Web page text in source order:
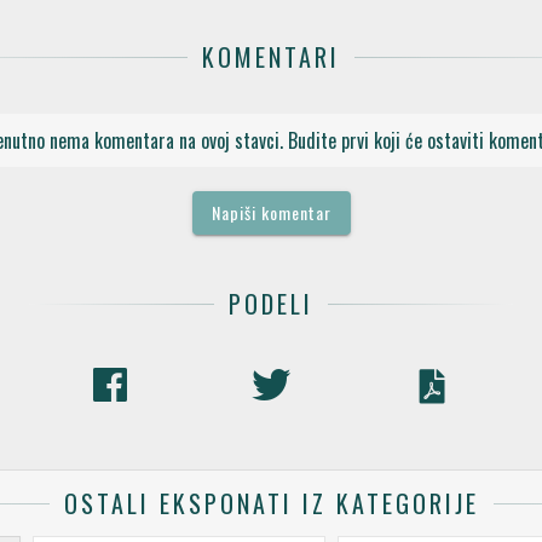
KOMENTARI
nema komentara na ovoj stavci. Budite prvi koji će ostaviti
Napiši komentar
PODELI
OSTALI EKSPONATI IZ KATEGORIJE